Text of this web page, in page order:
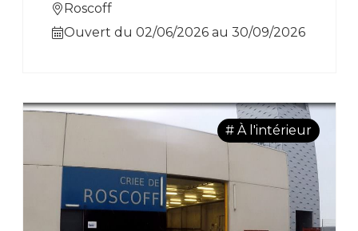
blonde bio.
Roscoff
Ouvert du 02/06/2026 au 30/09/2026
# À l'intérieur